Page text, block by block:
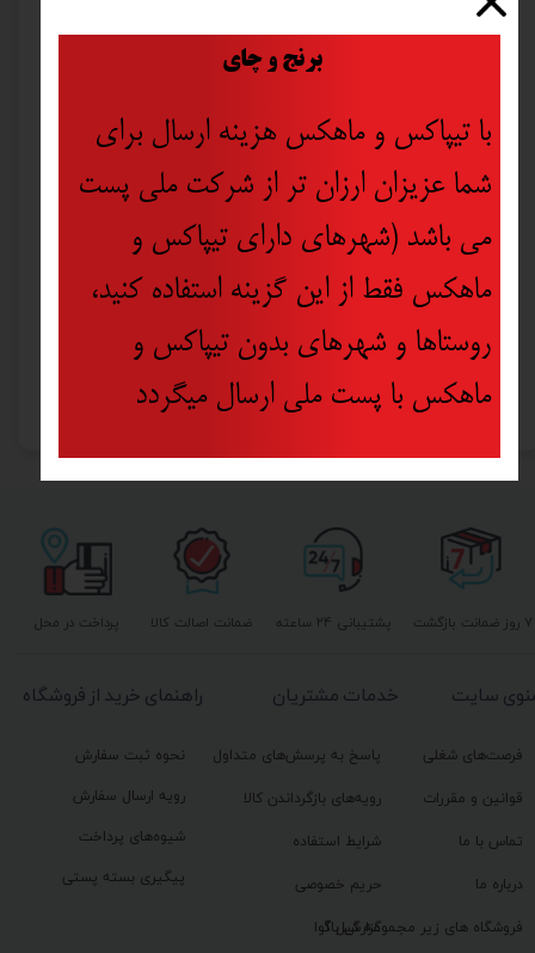
تیغه گرانیت برهیوندای مدل H-115C
۳۷۵,۰۰۰ تومان
پشتیبانی ۲۴ ساعته پرداخت در محل ۷ روز ضمانت بازگشت ضمانت اصالت کالا
راهنمای خرید از فروشگاه
نحوه ثبت سفارش
رویه ارسال سفارش
شیوه‌های پرداخت
پیگیری بسته پستی
خدمات مشتریان
پاسخ به پرسش‌های متداول
رویه‌های بازگرداندن کالا
شرایط استفاده
حریم خصوصی
گزارش باگ
سایت
فرصت‌های شغلی
قوانین و مقررات
تماس با ما
درباره ما
فروشگاه های زیر مجموعه گیل آوا
برنج و چای
با تیپاکس و ماهکس هزینه ارسال برای
شما عزیزان ارزان تر از شرکت ملی پست
می باشد (شهرهای دارای تیپاکس و
ماهکس فقط از این گزینه استفاده کنید،
روستاها و شهرهای بدون تیپاکس و
ماهکس با پست ملی ارسال میگردد